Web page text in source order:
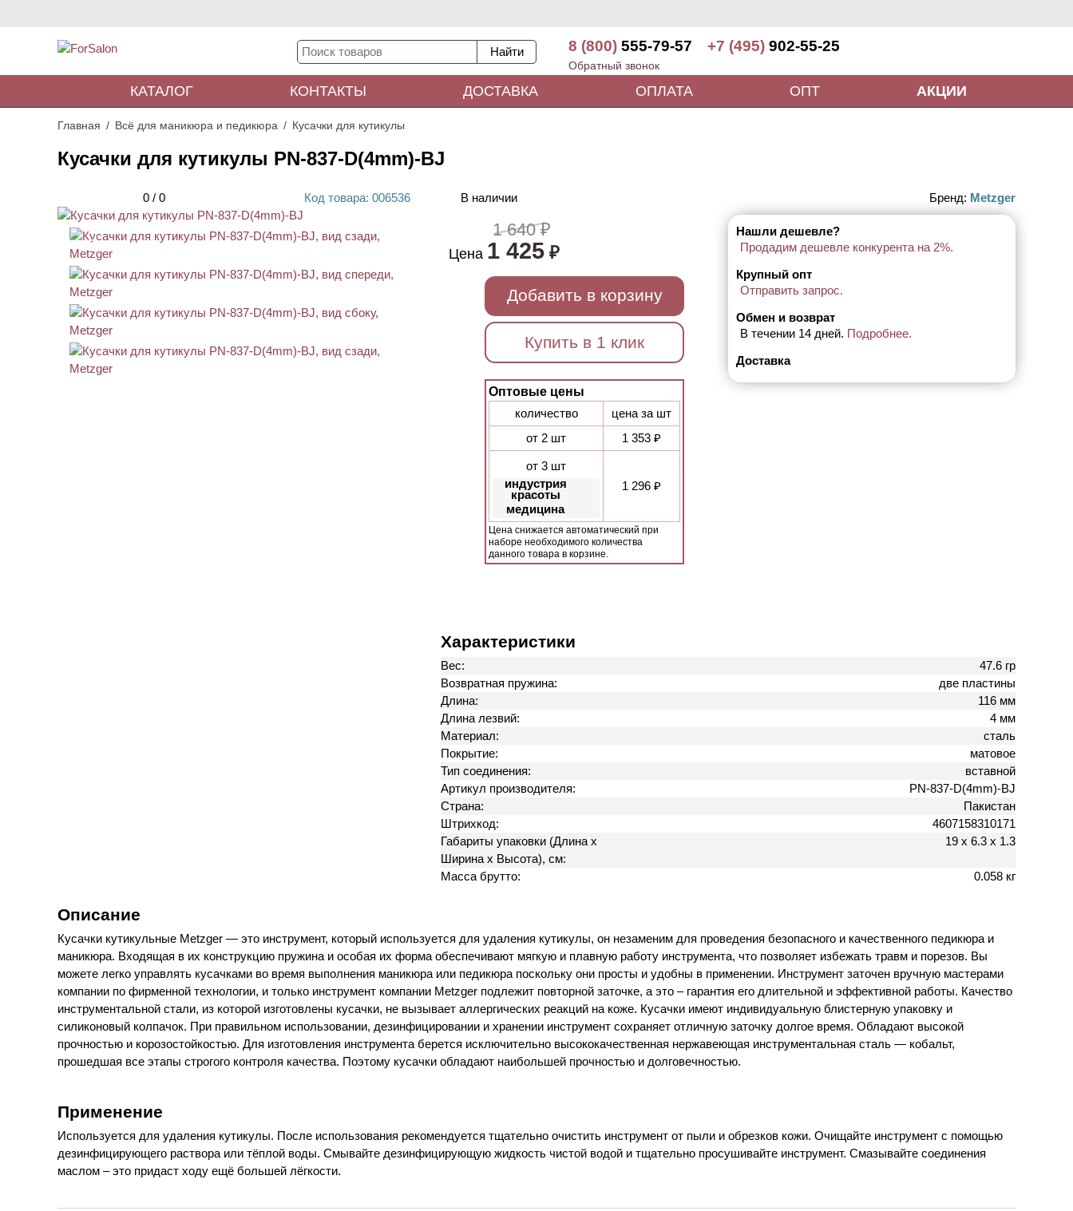
8 (800) 555-79-57 +7 (495) 902-55-25
Обратный звонок
КАТАЛОГ КОНТАКТЫ ДОСТАВКА ОПЛАТА ОПТ АКЦИИ
Главная Всё для маникюра и педикюра Кусачки для кутикулы
Кусачки для кутикулы PN-837-D(4mm)-BJ
0 / 0 Код товара: 006536
АКЦИЯ
В наличии Бренд: Metzger
1 640 ₽
Цена 1 425 ₽
Добавить в корзину
Купить в 1 клик
Оптовые цены
количество
цена за шт
от 2 шт
1 353 ₽
от 3 шт
индустрия
красоты
медицина
1 296 ₽
Цена снижается автоматический при
наборе необходимого количества
данного товара в корзине.
Нашли дешевле?
Продадим дешевле конкурента на 2%.
Крупный опт
Отправить запрос.
Обмен и возврат
В течении 14 дней. Подробнее.
Доставка
Характеристики
Вес:
47.6 гр
Возвратная пружина:
две пластины
Длина:
116 мм
Длина лезвий:
4 мм
Материал:
сталь
Покрытие:
матовое
Тип соединения:
вставной
Артикул производителя:
PN-837-D(4mm)-BJ
Страна:
Пакистан
Штрихкод:
4607158310171
Габариты упаковки (Длина х
Ширина х Высота), см:
19 х 6.3 х 1.3
Масса брутто: 0.058 кг
Описание
Кусачки кутикульные Metzger — это инструмент, который используется для удаления кутикулы, он незаменим для проведения безопасного и качественного педикюра и
маникюра. Входящая в их конструкцию пружина и особая их форма обеспечивают мягкую и плавную работу инструмента, что позволяет избежать травм и порезов. Вы
можете легко управлять кусачками во время выполнения маникюра или педикюра поскольку они просты и удобны в применении. Инструмент заточен вручную мастерами
компании по фирменной технологии, и только инструмент компании Metzger подлежит повторной заточке, а это – гарантия его длительной и эффективной работы. Качество
инструментальной стали, из которой изготовлены кусачки, не вызывает аллергических реакций на коже. Кусачки имеют индивидуальную блистерную упаковку и
силиконовый колпачок. При правильном использовании, дезинфицировании и хранении инструмент сохраняет отличную заточку долгое время. Обладают высокой
прочностью и корозостойкостью. Для изготовления инструмента берется исключительно высококачественная нержавеющая инструментальная сталь — кобальт,
прошедшая все этапы строгого контроля качества. Поэтому кусачки обладают наибольшей прочностью и долговечностью.
Применение
Используется для удаления кутикулы. После использования рекомендуется тщательно очистить инструмент от пыли и обрезков кожи. Очищайте инструмент с помощью
дезинфицирующего раствора или тёплой воды. Смывайте дезинфицирующую жидкость чистой водой и тщательно просушивайте инструмент. Смазывайте соединения
маслом – это придаст ходу ещё большей лёгкости.